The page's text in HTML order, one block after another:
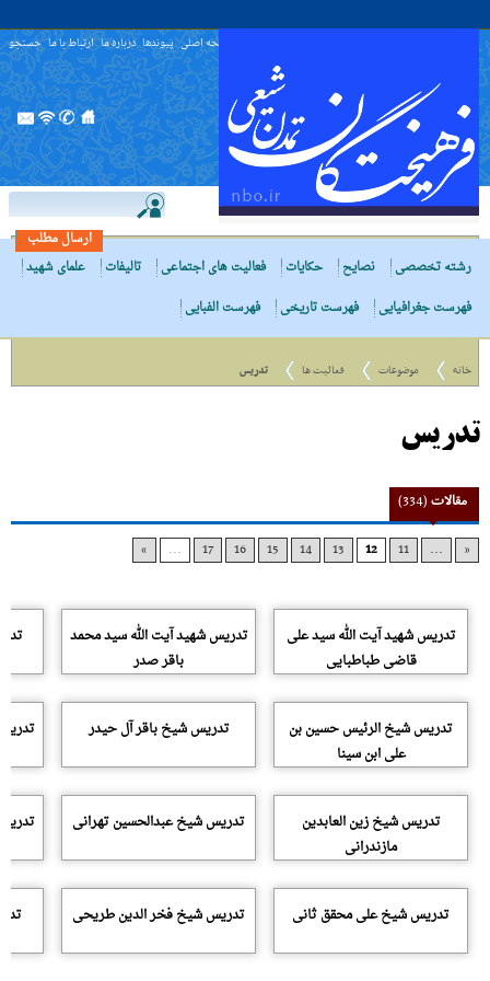
صفحه اصلی پیوندها درباره ما ارتباط با ما جستجو
ارسال مطلب
رشته تخصصی
نصایح حکایات فعالیت های اجتماعی تالیفات
علمای شهید
فهرست جغرافیایی
فهرست تاریخی فهرست الفبایی
خانه موضوعات فعالیت ها تدریس
تدریس
مقالات(334)
«
...
11
12
13
14
15
16
17
...
»
تدریس شهید آیت الله سید علی
قاضی طباطبایی
تدریس شهید آیت الله سید محمد
باقر صدر
تدریس شیخ الرئیس حسین بن
علی ابن سینا
تدریس شیخ باقر آل حیدر
تدریس شیخ زین العابدین
مازندرانی
تدریس شیخ عبدالحسین تهرانی
تدریس شیخ علی محقق ثانی تدریس شیخ فخر الدین طریحی